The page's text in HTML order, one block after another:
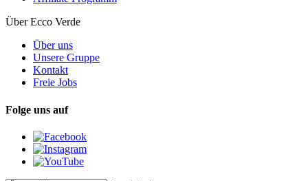
Über Ecco Verde
Über uns
Unsere Gruppe
Kontakt
Freie Jobs
Folge uns auf